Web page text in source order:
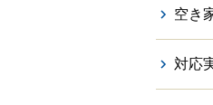
空き
対応